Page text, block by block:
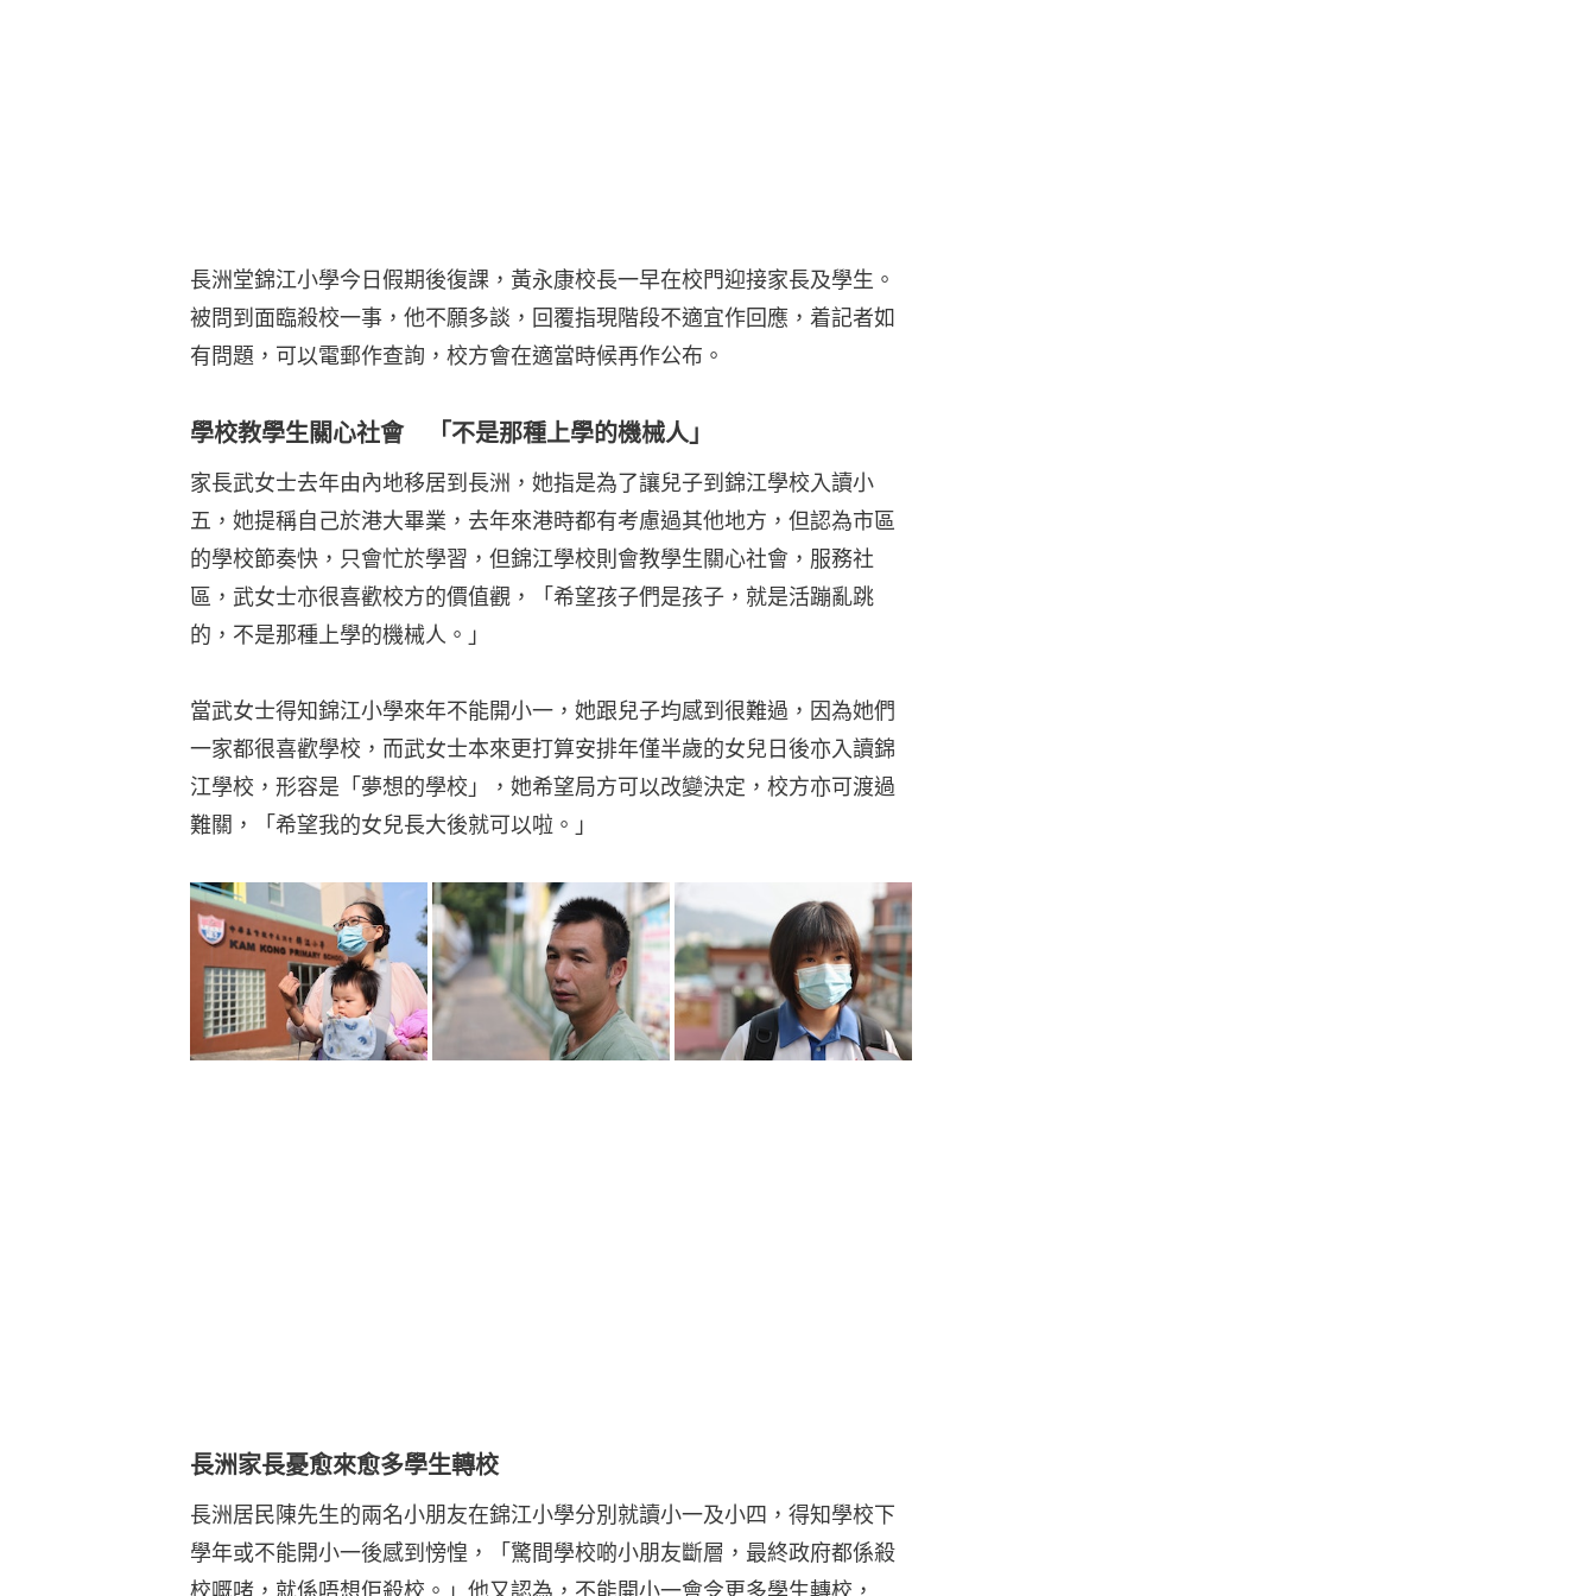
長洲堂錦江小學今日假期後復課，黃永康校長一早在校門迎接家長及學生。
被問到面臨殺校一事，他不願多談，回覆指現階段不適宜作回應，着記者如
有問題，可以電郵作查詢，校方會在適當時候再作公布。
學校教學生關心社會 「不是那種上學的機械人」
家長武女士去年由內地移居到長洲，她指是為了讓兒子到錦江學校入讀小
五，她提稱自己於港大畢業，去年來港時都有考慮過其他地方，但認為市區
的學校節奏快，只會忙於學習，但錦江學校則會教學生關心社會，服務社
區，武女士亦很喜歡校方的價值觀，「希望孩子們是孩子，就是活蹦亂跳
的，不是那種上學的機械人。」
當武女士得知錦江小學來年不能開小一，她跟兒子均感到很難過，因為她們
一家都很喜歡學校，而武女士本來更打算安排年僅半歲的女兒日後亦入讀錦
江學校，形容是「夢想的學校」，她希望局方可以改變決定，校方亦可渡過
難關，「希望我的女兒長大後就可以啦。」
長洲家長憂愈來愈多學生轉校
長洲居民陳先生的兩名小朋友在錦江小學分別就讀小一及小四，得知學校下
學年或不能開小一後感到㥬惶，「驚間學校啲小朋友斷層，最終政府都係殺
校嘅啫，就係唔想佢殺校。」他又認為，不能開小一會令更多學生轉校，